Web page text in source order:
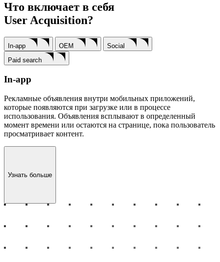
Что включает в себя
User Acquisition?
In-app OEM
Social
Paid search
In-app
Рекламные объявления внутри мобильных приложений,
которые появляются при загрузке или в процессе
использования. Объявления всплывают в определенный
момент времени или остаются на странице, пока пользователь
просматривает контент.
Узнать больше